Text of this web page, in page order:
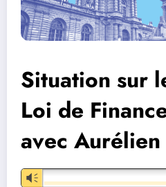
Situation sur
Loi de
avec
Vm